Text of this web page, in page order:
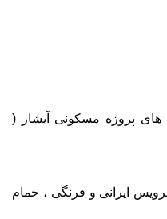
پروژه مسکونی آبشار (
ایرانی و فرنگی ، حمام